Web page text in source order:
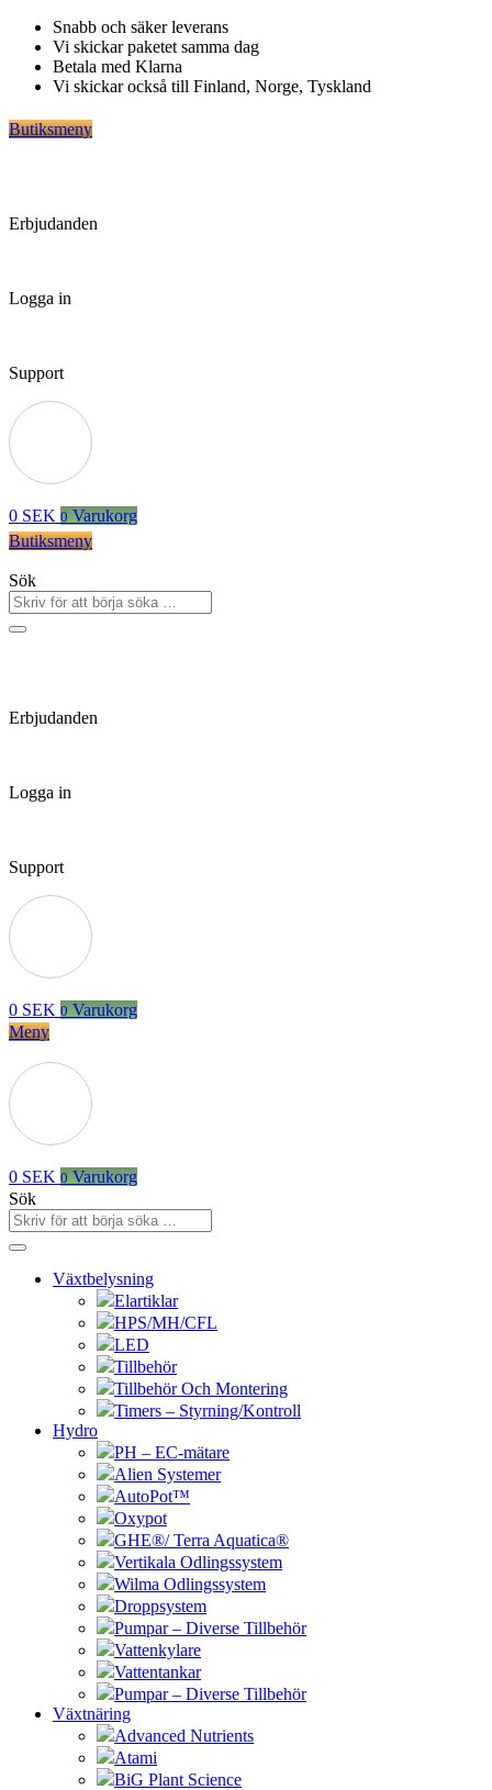
Hoppa
innehåll
Snabb och säker leverans
Vi skickar paketet samma dag
Betala med Klarna
Vi skickar också till Finland, Norge, Tyskland
Butiksmeny
Erbjudanden
Logga in
Support
0 SEK 0 Varukorg
Butiksmeny
Sök
Erbjudanden
Logga in
Support
0 SEK 0 Varukorg
Meny
0 SEK 0 Varukorg
Sök
Växtbelysning
Elartiklar
HPS/MH/CFL
LED
Tillbehör
Tillbehör Och Montering
Timers – Styrning/Kontroll
Hydro
PH – EC-mätare
Alien Systemer
AutoPot™
Oxypot
GHE®/ Terra Aquatica®
Vertikala Odlingssystem
Wilma Odlingssystem
Droppsystem
Pumpar – Diverse Tillbehör
Vattenkylare
Vattentankar
Pumpar – Diverse Tillbehör
Växtnäring
Advanced Nutrients
Atami
BiG Plant Science